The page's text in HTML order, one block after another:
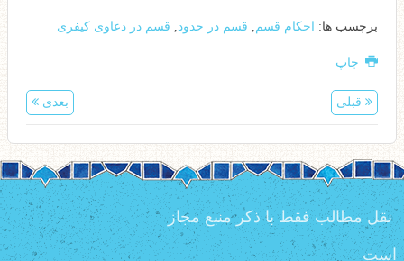
برچسب ها: احکام قسم, قسم در حدود, قسم در دعاوی کیفری
چاپ
قبلی بعدی
نقل مطالب فقط با ذکر منبع مجاز
است